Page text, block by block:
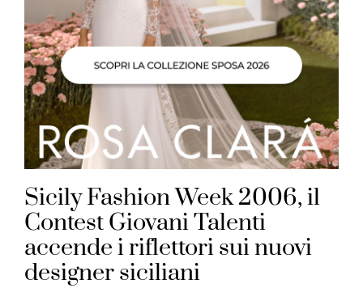
Sicily Fashion Week 2006, il
Contest Giovani Talenti
accende i riflettori sui nuovi
designer siciliani